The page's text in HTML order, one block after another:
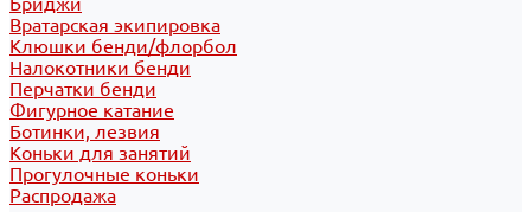
Вратарская экипировка
Клюшки бенди/флорбол
Налокотники бенди
Перчатки бенди
Фигурное катание
Ботинки, лезвия
Коньки для занятий
Прогулочные коньки
Распродажа